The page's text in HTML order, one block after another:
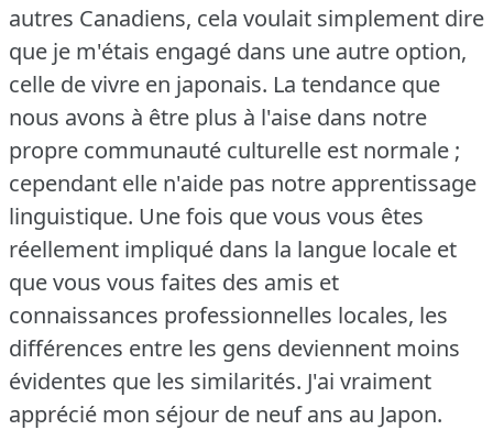
autres Canadiens, cela voulait simplement dire
que je m'étais engagé dans une autre option,
celle de vivre en japonais. La tendance que
nous avons à être plus à l'aise dans notre
propre communauté culturelle est normale ;
cependant elle n'aide pas notre apprentissage
linguistique. Une fois que vous vous êtes
réellement impliqué dans la langue locale et
que vous vous faites des amis et
connaissances professionnelles locales, les
différences entre les gens deviennent moins
évidentes que les similarités. J'ai vraiment
apprécié mon séjour de neuf ans au Japon.